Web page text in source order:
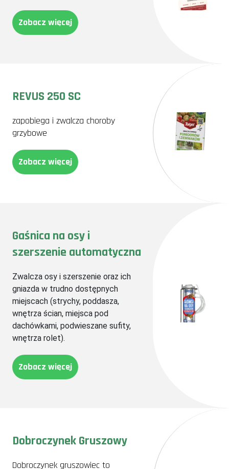
Zobacz więcej
REVUS 250 SC
zapobiega i zwalcza choroby
grzybowe
Zobacz więcej
Gaśnica na osy i
szerszenie automatyczna
Zwalcza osy i szerszenie oraz ich
gniazda w trudno dostępnych
miejscach (strychy, poddasza,
wnętrza ścian, miejsca pod
dachówkami, podwieszane sufity,
wnętrza rolet).
Zobacz więcej
Dobroczynek Gruszowy
Dobroczynek gruszowiec to